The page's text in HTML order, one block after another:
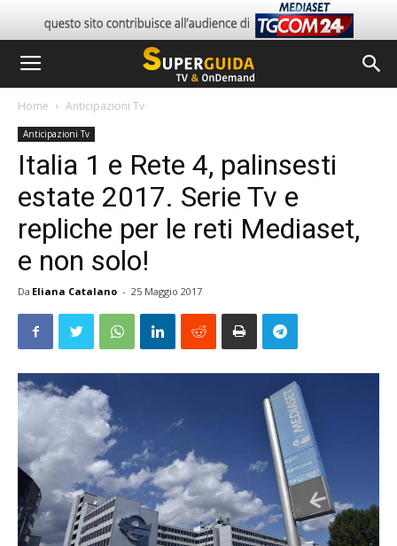
Home Anticipazioni Tv
Anticipazioni Tv
Italia 1 e Rete 4, palinsesti
estate 2017. Serie Tv e
repliche per le reti Mediaset,
e non solo!
Da Eliana Catalano - 25 Maggio 2017